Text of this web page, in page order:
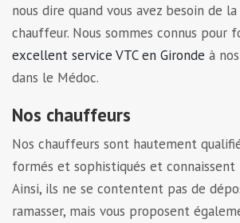
nous dire quand vous avez besoin de
chauffeur. Nous sommes connus pour
excellent service VTC en Gironde à
dans le Médoc.
Nos chauffeurs
Nos chauffeurs sont hautement
formés et sophistiqués et connaissent
Ainsi, ils ne se contentent pas de
ramasser, mais vous proposent